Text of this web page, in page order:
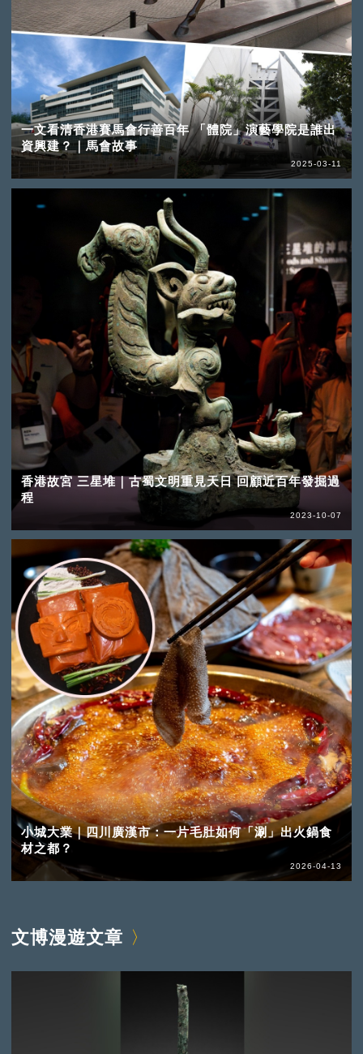
一文看清香港賽馬會行善百年 「體院」演藝學院是誰出
資興建？｜馬會故事
2025-03-11
香港故宮 三星堆｜古蜀文明重見天日 回顧近百年發掘過
程
2023-10-07
小城大業｜四川廣漢市：一片毛肚如何「涮」出火鍋食
材之都？
2026-04-13
文博漫遊文章